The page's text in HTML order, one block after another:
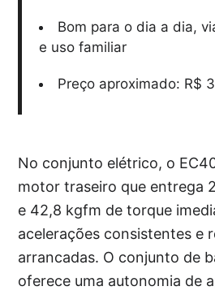
Bom para o dia a dia,
e uso familiar
Preço aproximado: R$
No conjunto elétrico, o
motor traseiro que entrega
e 42,8 kgfm de torque
acelerações consistentes e
arrancadas. O conjunto de
oferece uma autonomia de